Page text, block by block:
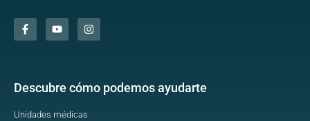
Descubre cómo podemos ayudarte
Unidades médicas